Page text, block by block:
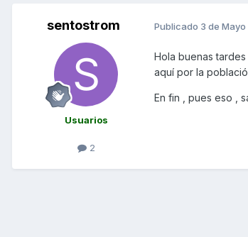
sentostrom
Usuarios
2
Publicado 3 de Mayo
Hola buenas
aquí por la
En fin , pues eso ,